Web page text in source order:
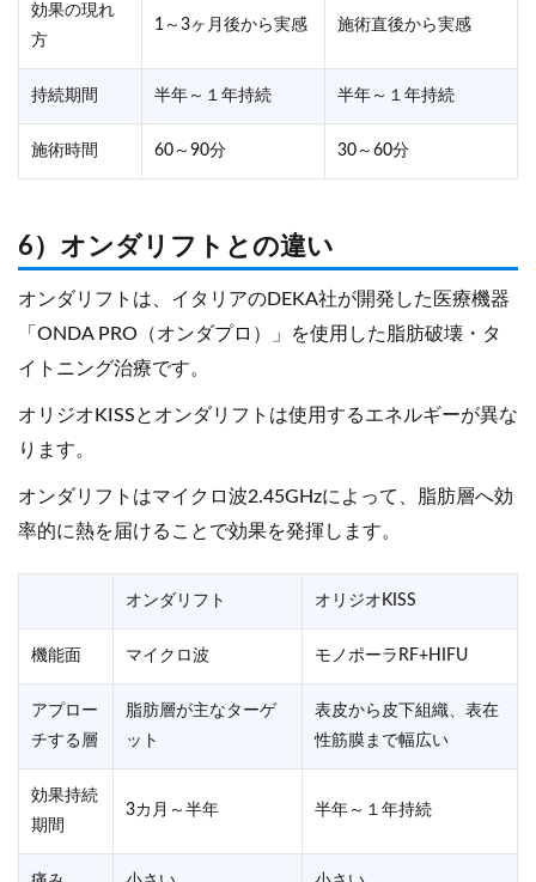
効果の現れ
方
1～3ヶ月後から実感 施術直後から実感
持続期間 半年～１年持続 半年～１年持続
施術時間 60～90分 30～60分
6）オンダリフトとの違い
オンダリフトは、イタリアのDEKA社が開発した医療機器
「ONDA PRO（オンダプロ）」を使用した脂肪破壊・タ
イトニング治療です。
オリジオKISSとオンダリフトは使用するエネルギーが異な
ります。
オンダリフトはマイクロ波2.45GHzによって、脂肪層へ効
率的に熱を届けることで効果を発揮します。
オンダリフト オリジオKISS
機能面 マイクロ波 モノポーラRF+HIFU
アプロー
チする層
脂肪層が主なターゲ
ット
表皮から皮下組織、表在
性筋膜まで幅広い
効果持続
期間
3カ月～半年 半年～１年持続